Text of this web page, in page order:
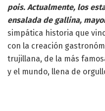
pois. Actualmente, los
ensalada de gallina,
simpática historia que
con la creación
trujillana, de la más
y el mundo, llena de